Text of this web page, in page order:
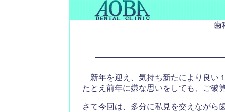
歯
新年を迎え、気持ち新たにより良い
たとえ前年に嫌な思いをしても、ご破
さて今回は、多分に私見を交えながら